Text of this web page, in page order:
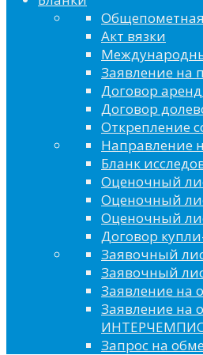
Акт вязки
Заявление на
Договор
Договор
Открепление
Направление
Бланк
Оценочный
Оценочный
Оценочный
Договор
Заявочный
Заявочный
Заявление на
Заявление
Запрос на